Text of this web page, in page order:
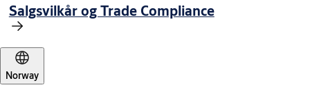
Salgsvilkår og Trade Compliance
Norway